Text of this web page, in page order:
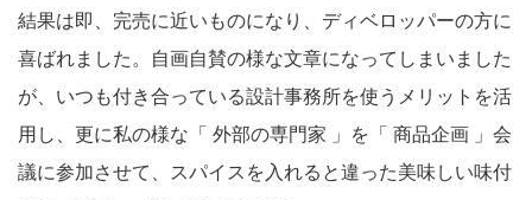
結果は即、完売に近いものになり、ディベロッパーの方に
喜ばれました。自画自賛の様な文章になってしまいました
が、いつも付き合っている設計事務所を使うメリットを活
用し、更に私の様な「 外部の専門家 」を「 商品企画 」会
議に参加させて、スパイスを入れると違った美味しい味付